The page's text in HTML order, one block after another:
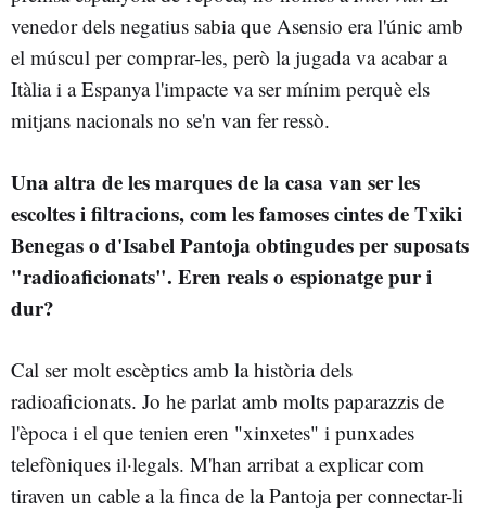
venedor dels negatius sabia que Asensio era l'únic amb
el múscul per comprar-les, però la jugada va acabar a
Itàlia i a Espanya l'impacte va ser mínim perquè els
mitjans nacionals no se'n van fer ressò.
Una altra de les marques de la casa van ser les
escoltes i filtracions, com les famoses cintes de Txiki
Benegas o d'Isabel Pantoja obtingudes per suposats
"radioaficionats". Eren reals o espionatge pur i
dur?
Cal ser molt escèptics amb la història dels
radioaficionats. Jo he parlat amb molts paparazzis de
l'època i el que tenien eren "xinxetes" i punxades
telefòniques il·legals. M'han arribat a explicar com
tiraven un cable a la finca de la Pantoja per connectar-li